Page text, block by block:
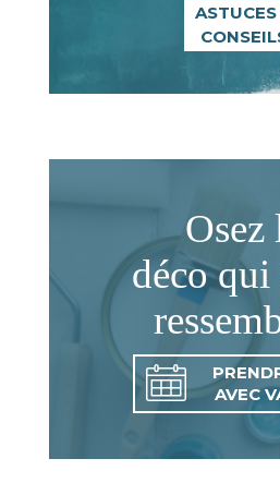
Osez
déco qui
AVEC